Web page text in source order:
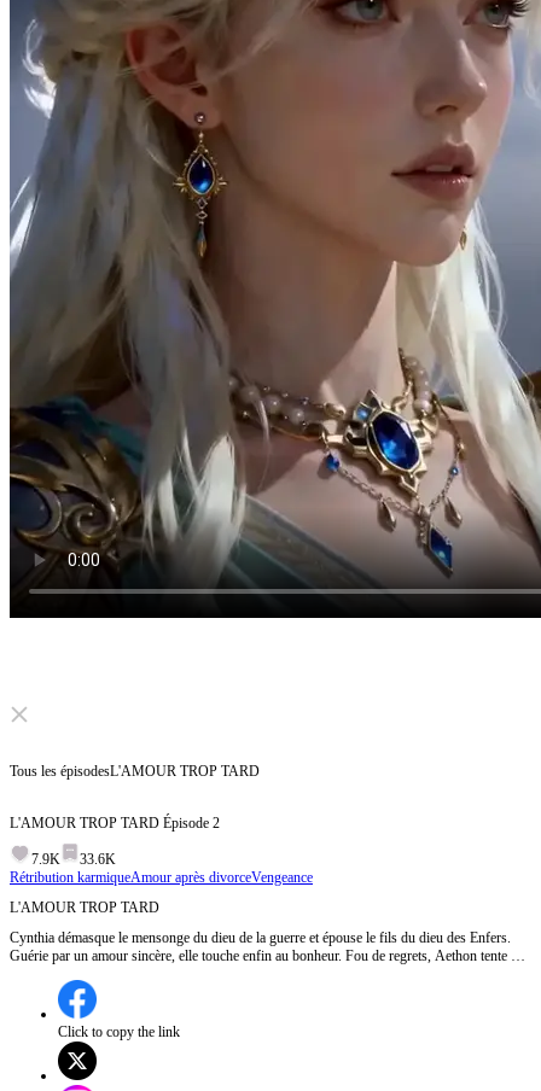
Click to unmute
J'aime le cœur pur de Daphne,
Tous les épisodesL'AMOUR TROP TARD
L'AMOUR TROP TARD Épisode 2
7.9K
33.6K
Rétribution karmiqueAmour après divorceVengeance
L'AMOUR TROP TARD
Cynthia démasque le mensonge du dieu de la guerre et épouse le fils du dieu des Enfers.
Guérie par un amour sincère, elle touche enfin au bonheur. Fou de regrets, Aethon tente de
Click to copy the link